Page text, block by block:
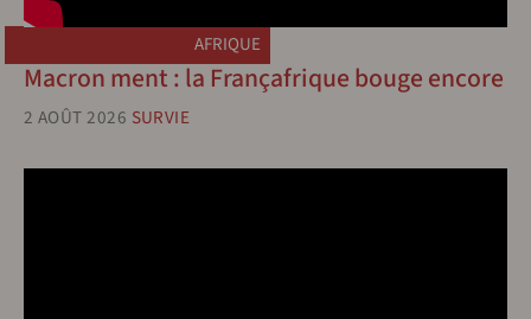
AFRIQUE
Macron ment : la Françafrique bouge encore
2 AOÛT 2026 SURVIE